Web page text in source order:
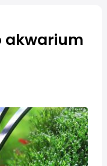
akwarium